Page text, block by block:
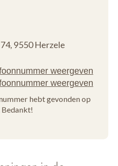
9550 Herzele
hebt gevonden op